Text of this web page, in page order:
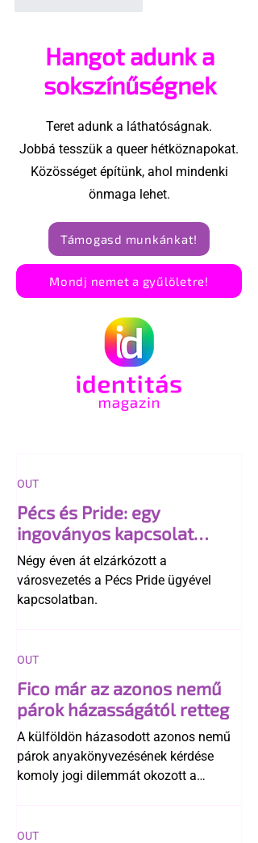
Hangot adunk a
sokszínűségnek
Teret adunk a láthatóságnak.
Jobbá tesszük a queer hétköznapokat.
Közösséget építünk, ahol mindenki
önmaga lehet.
Támogasd munkánkat!
Mondj nemet a gyűlöletre!
Pécs és Pride: egy
ingoványos kapcsolat
története
Négy éven át elzárkózott a
városvezetés a Pécs Pride ügyével
kapcsolatban.
OUT
Fico már az azonos nemű
párok házasságától retteg
A külföldön házasodott azonos nemű
párok anyakönyvezésének kérdése
komoly jogi dilemmát okozott a
egyértelműen tiltja a házasságuk
OUT
OUT